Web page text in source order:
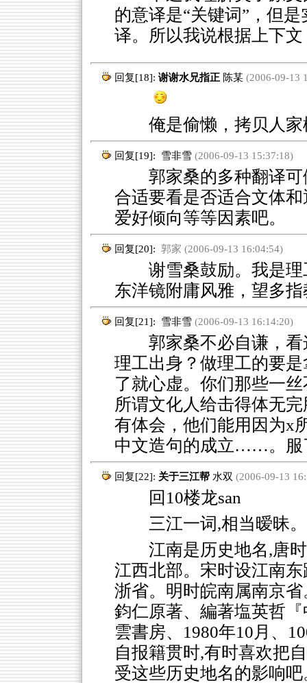
的意译是“关键词”，但
译。所以我说根据上下
回复[18]: 谢谢水兄指正 陈某(2006-09-13
俺是偷懒，拷贝人家
回复[19]: 雪非雪(2006-09-13 15:37:18)
郭家桑的多种翻译可
合适要看是否适合文体
爱好倾向等等因素吧。
回复[20]: 郭家 (2006-09-13 16:04:54)
谢雪桑鼓励。我是理
东洋镜附庸风雅，望多指
回复[21]: 雪非雪(2006-09-13 16:14:20)
郭家桑不必自谦，看
理工出身？做理工的要
了就心虚。你们那些一
所谓文化人给击得体无
有体会，他们能用因为x
中文造句的成立……。服
回复[22]: 关于三江帮 水双 (2006-09-13
回10楼龙san
三江一词,相当暧昧
江南是历史地名,唐
江西北部。宋时设江南
浙省。明时皖南属南京
鈞仁原著、編著塩英哲
雲書房、1980年10月、
自报籍贯时,有时喜欢把
受这些历史地名的影响吧